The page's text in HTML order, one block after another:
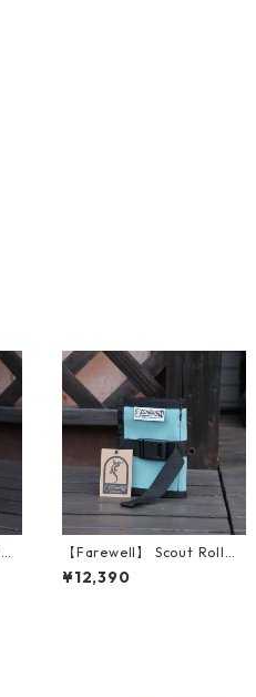
【Farewell】 Scout Roll
（Stone Blue）
¥12,390